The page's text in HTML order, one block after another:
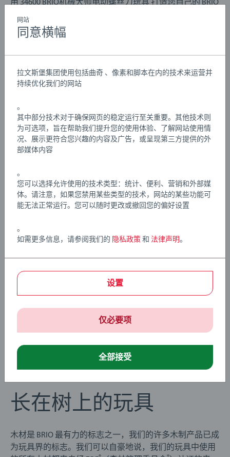
用 34600 BRIO机械大师电动螺丝刀玩具 打造您自己的 BRIO
机械大师工具。这款彩色玩具可以用来建造你的机械大师
玩具。它配有多个刀头，让您尽情享受角色扮演的无限乐
趣。宝贝可以用电池供电的旋转螺丝刀和冲击扳手，轻松
BRIO机械大师系列的部件，便于宝贝添加配件，尝试各种
奇思妙想。
关于 BRIO机械大师系列：BRIO机械大师系列系列是 BRIO
的开放式拼搭玩具。它让孩子觉得自己就像一个发明家，
每天都可以搭建自己想要的不重样的玩具。简单易用的建
造工具、混合材料部件以及广阔的自由搭建空间，可让您
34600 BRIO机械大师电动螺丝刀玩具 包括 13 个部件：1 个
玩具电动螺丝刀手柄、1 个木制电池模型、1 个卡盘、3 个
文章编号:
63460000
Warning and manufacturer information
游戏说明
Download
Download
长在树上的玩具
木材是 BRIO 最有力的标志之一，我们的许多木制产品已成
为玩具界的标志。我们可以自豪地说，我们的玩具中使用
网站
同意横幅
拉文斯堡集团使用包括曲奇 、像素和脚本在内的技术来运营并
持续优化我们的网站
。
其中部分技术对于确保网页的稳定运行至关重要。其他技术则
为可选项，旨在帮助我们提升您的使用体验、了解网站使用情
况、展示更符合您兴趣的内容及广告，或呈现第三方提供的外
部媒体内容
。
您可以选择允许使用的技术类型：统计、便利、营销和外部媒
体。请注意，如果您禁用某些类型的技术，网站的某些功能可
能无法正常运行。您可以随时更改或撤回您的偏好设置
。
如需更多信息，请参阅我们的 隐私政策 和 法律声明。
设置
仅必要项
全部接受